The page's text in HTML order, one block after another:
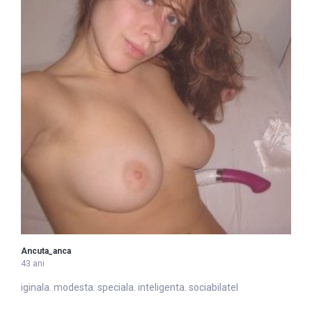
Ancuta_anca
43 ani
iginala. modesta. speciala. intel igenta. sociabilatel